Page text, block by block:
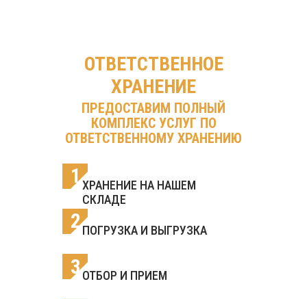
ХРАНЕНИЕ НА НАШЕМ
СКЛАДЕ
1
2ПОГРУЗКА И ВЫГРУЗКА
3ОТБОР И ПРИЕМ
ОТВЕТСТВЕННОЕ
ХРАНЕНИЕ
ПРЕДОСТАВИМ ПОЛНЫЙ
КОМПЛЕКС УСЛУГ ПО
ОТВЕТСТВЕННОМУ ХРАНЕНИЮ